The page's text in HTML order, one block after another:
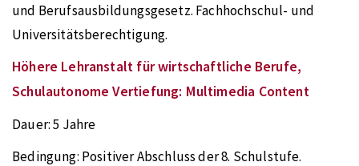
und Berufsausbildungsgesetz. Fachhochschul- und
Universitätsberechtigung.
Höhere Lehranstalt für wirtschaftliche Berufe,
Schulautonome Vertiefung: Multimedia Content
Dauer:5 Jahre
Bedingung: Positiver Abschluss der 8. Schulstufe.